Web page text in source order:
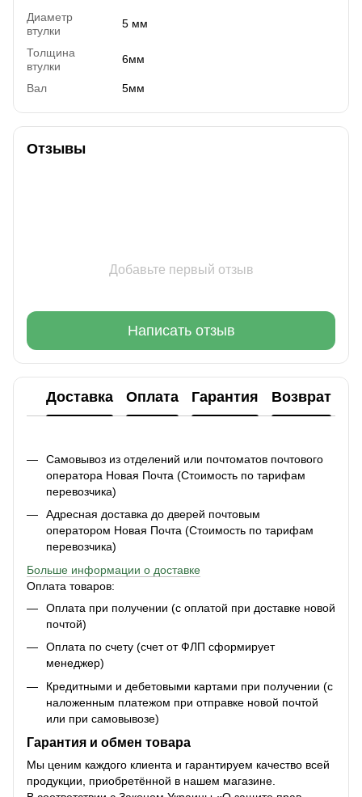
Диаметр
втулки
5 мм
Толщина
втулки
6мм
Вал 5мм
Отзывы
Добавьте первый отзыв
Написать отзыв
Доставка Оплата Гарантия Возврат
Самовывоз из отделений или почтоматов почтового
оператора Новая Почта (Стоимость по тарифам
перевозчика)
Адресная доставка до дверей почтовым
оператором Новая Почта (Стоимость по тарифам
перевозчика)
Больше информации о доставке
Оплата товаров:
Оплата при получении (с оплатой при доставке новой
почтой)
Оплата по счету (счет от ФЛП сформирует
менеджер)
Кредитными и дебетовыми картами при получении (с
наложенным платежом при отправке новой почтой
или при самовывозе)
Гарантия и обмен товара
Мы ценим каждого клиента и гарантируем качество всей
продукции, приобретённой в нашем магазине.